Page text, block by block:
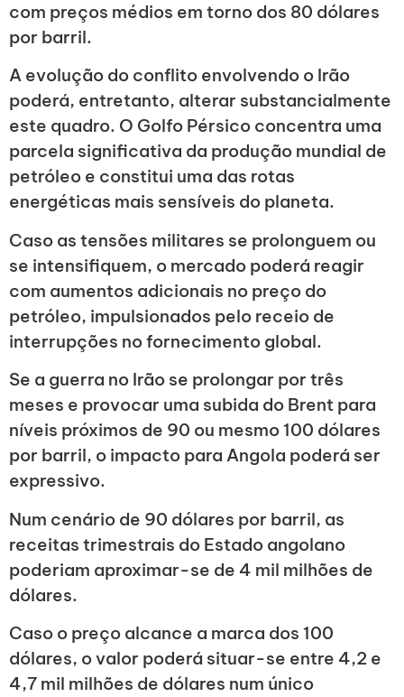
com preços médios em torno dos 80 dólares
por barril.
A evolução do conflito envolvendo o Irão
poderá, entretanto, alterar substancialmente
este quadro. O Golfo Pérsico concentra uma
parcela significativa da produção mundial de
petróleo e constitui uma das rotas
energéticas mais sensíveis do planeta.
Caso as tensões militares se prolonguem ou
se intensifiquem, o mercado poderá reagir
com aumentos adicionais no preço do
petróleo, impulsionados pelo receio de
interrupções no fornecimento global.
Se a guerra no Irão se prolongar por três
meses e provocar uma subida do Brent para
níveis próximos de 90 ou mesmo 100 dólares
por barril, o impacto para Angola poderá ser
expressivo.
Num cenário de 90 dólares por barril, as
receitas trimestrais do Estado angolano
poderiam aproximar-se de 4 mil milhões de
dólares.
Caso o preço alcance a marca dos 100
dólares, o valor poderá situar-se entre 4,2 e
4,7 mil milhões de dólares num único